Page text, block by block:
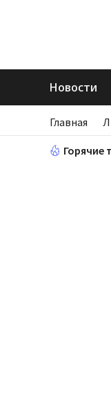
Новости
Главная
Горячие